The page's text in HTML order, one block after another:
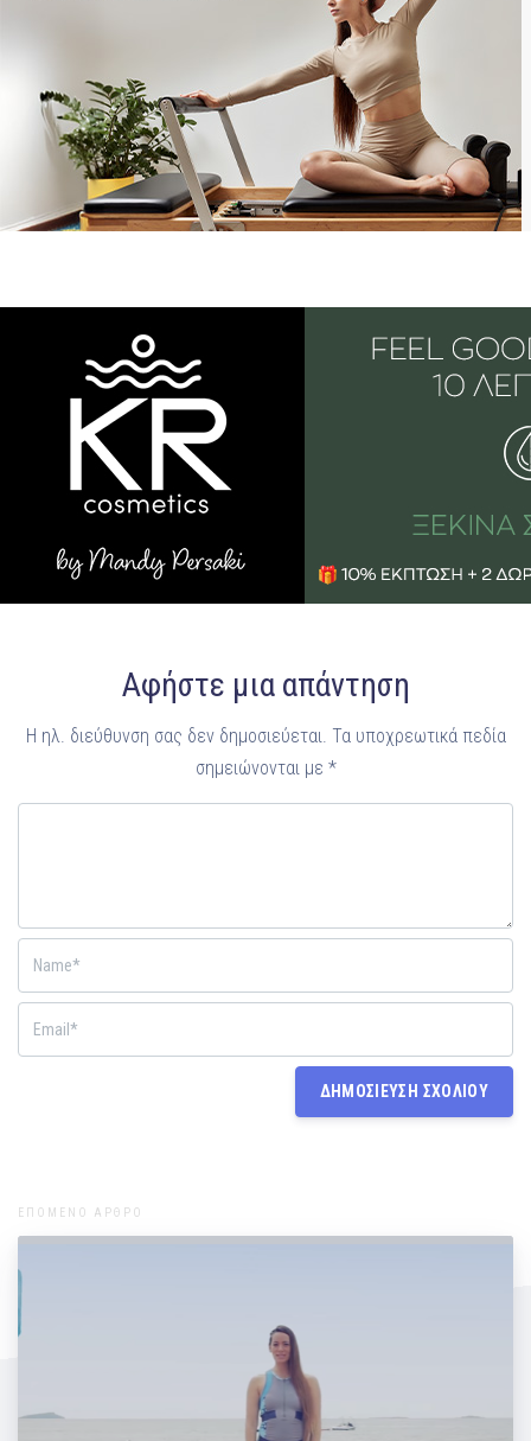
Αφήστε μια απάντηση
Η ηλ. διεύθυνση σας δεν δημοσιεύεται. Τα υποχρεωτικά πεδία
σημειώνονται με *
ΕΠΟΜΕΝΟ ΑΡΘΡΟ